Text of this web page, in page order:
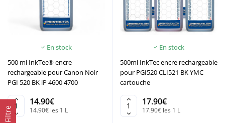
Filtre
En stock
500 ml InkTec® encre
rechargeable pour Canon Noir
PGI 520 BK iP 4600 4700
14.90€
14.90€ les 1 L
En stock
500ml InkTec encre rechargeable
pour PGI520 CLI521 BK YMC
cartouche
17.90€
17.90€ les 1 L